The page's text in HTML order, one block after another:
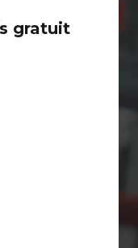
gratuit